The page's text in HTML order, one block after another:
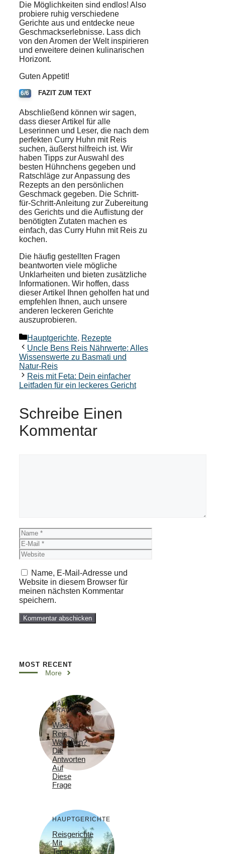
Die Möglichkeiten sind endlos! Also
probiere ruhig verschiedene
Gerichte aus und entdecke neue
Geschmackserlebnisse. Lass dich
von den Aromen der Welt inspirieren
und erweitere deinen kulinarischen
Horizont.
Guten Appetit!
6/6 FAZIT ZUM TEXT
Abschließend können wir sagen,
dass dieser Artikel für alle
Leserinnen und Leser, die nach dem
perfekten Curry Huhn mit Reis
suchen, äußerst hilfreich ist. Wir
haben Tipps zur Auswahl des
besten Hühnchens gegeben und
Ratschläge zur Anpassung des
Rezepts an den persönlichen
Geschmack gegeben. Die Schritt-
für-Schritt-Anleitung zur Zubereitung
des Gerichts und die Auflistung der
benötigten Zutaten machen es
einfach, das Curry Huhn mit Reis zu
kochen.
Die häufig gestellten Fragen
beantworten viele mögliche
Unklarheiten und bieten zusätzliche
Informationen. Wir hoffen, dass
dieser Artikel Ihnen geholfen hat und
empfehlen Ihnen, auch unsere
anderen leckeren Gerichte
auszuprobieren.
Kategorien
Hauptgerichte, Rezepte
Uncle Bens Reis Nährwerte: Alles
Wissenswerte zu Basmati und
Natur-Reis
Reis mit Feta: Dein einfacher
Leitfaden für ein leckeres Gericht
Schreibe Einen
Kommentar
Name
E-
Mail
Website
Name, E-Mail-Adresse und
Website in diesem Browser für
meinen nächsten Kommentar
speichern.
MOST RECENT
More
HÄUFIGE
FRAGEN
Wieso
Reis
Waschen?
Die
Antworten
Auf
Diese
Frage
HAUPTGERICHTE
Reisgerichte
Mit
Tempranillo: